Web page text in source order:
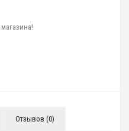
Отзывов (0)